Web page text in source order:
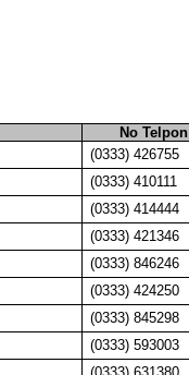
No Telpon
(0333) 426755
(0333) 410111
(0333) 414444
(0333) 421346
(0333) 846246
(0333) 424250
(0333) 845298
(0333) 593003